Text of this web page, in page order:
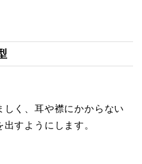
く、耳や襟にかからない
すようにします。